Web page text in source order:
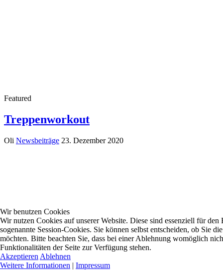
Featured
Treppenworkout
Oli Newsbeiträge 23. Dezember 2020
Wir benutzen Cookies
Wir nutzen Cookies auf unserer Website. Diese sind essenziell für den
sogenannte Session-Cookies. Sie können selbst entscheiden, ob Sie
möchten. Bitte beachten Sie, dass bei einer Ablehnung womöglich
Funktionalitäten der Seite zur Verfügung stehen.
Akzeptieren Ablehnen
Weitere Informationen | Impressum